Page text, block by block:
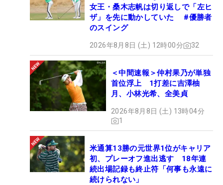
女王・桑木志帆は切り返しで「左ヒ
ザ」を先に動かしていた #優勝者
のスイング
2026年8月8日 (土) 12時00分 32
＜中間速報＞仲村果乃が単独
首位浮上 1打差に吉澤柚
月、小林光希、全美貞
2026年8月8日 (土) 13時04分
1
米通算13勝の元世界1位がキャリア
初、プレーオフ進出逃す 18年連
続出場記録も終止符「何事も永遠に
続けられない」